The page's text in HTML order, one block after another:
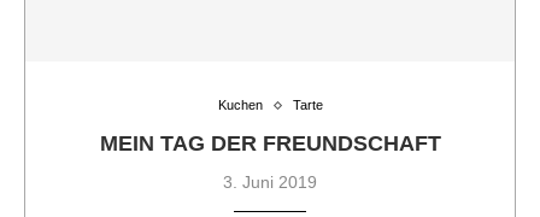
Kuchen Tarte
MEIN TAG DER FREUNDSCHAFT
3. Juni 2019